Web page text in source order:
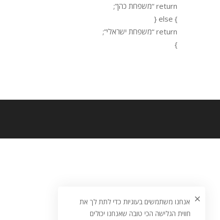
return “משפחת כהן”;
} else {
return “משפחת ישראלי”;
}
אנחנו משתמשים בעוגיות כדי לתת לך את
חווית הגלישה הכי טובה שאנחנו יכולים